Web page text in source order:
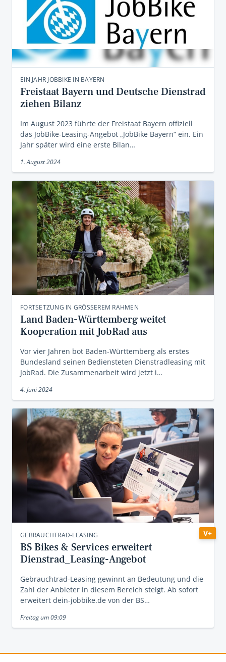
EIN JAHR JOBBIKE IN BAYERN
Freistaat Bayern und Deutsche Dienstrad
ziehen Bilanz
Im August 2023 führte der Freistaat Bayern offiziell
das JobBike-Leasing-Angebot „JobBike Bayern“ ein. Ein
Jahr später wird eine erste Bilan…
1. August 2024
FORTSETZUNG IN GRÖSSEREM RAHMEN
Land Baden-Württemberg weitet
Kooperation mit JobRad aus
Vor vier Jahren bot Baden-Württemberg als erstes
Bundesland seinen Bediensteten Dienstradleasing mit
JobRad. Die Zusammenarbeit wird jetzt i…
4. Juni 2024
V+
GEBRAUCHTRAD-LEASING
BS Bikes & Services erweitert
Dienstrad_Leasing-Angebot
Gebrauchtrad-Leasing gewinnt an Bedeutung und die
Zahl der Anbieter in diesem Bereich steigt. Ab sofort
erweitert dein-jobbike.de von der BS…
Freitag um 09:09